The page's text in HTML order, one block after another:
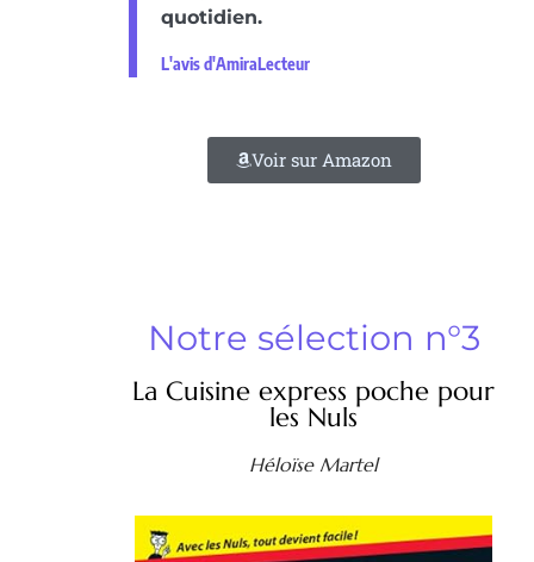
quotidien.
L'avis d'AmiraLecteur
Voir sur Amazon
Notre sélection n°3
La Cuisine express poche pour
les Nuls
Héloïse Martel